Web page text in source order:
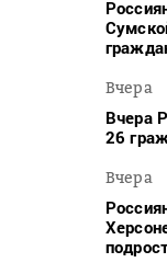
Вчера
Вчера
26
Вчера